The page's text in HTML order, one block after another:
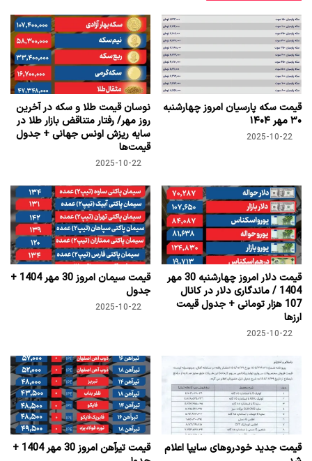
قیمت سکه پارسیان امروز چهارشنبه
۳۰ مهر ۱۴۰۴
2025-10-22
نوسان قیمت طلا و سکه در آخرین
روز مهر/ رفتار متناقض بازار طلا در
سایه ریزش اونس جهانی + جدول
قیمت‌ها
2025-10-22
قیمت دلار امروز چهارشنبه 30 مهر
1404 / ماندگاری دلار در کانال
107 هزار تومانی + جدول قیمت
ارزها
2025-10-22
قیمت سیمان امروز 30 مهر 1404 +
جدول
2025-10-22
قیمت جدید خودروهای سایپا اعلام
قیمت تیرآهن امروز 30 مهر 1404 +